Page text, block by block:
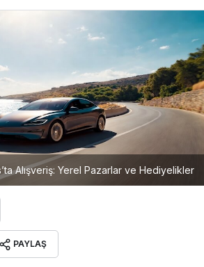
Alışveriş: Yerel Pazarlar ve Hediyelikler
PAYLAŞ